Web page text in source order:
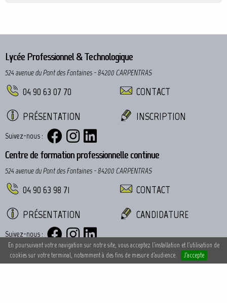
En poursuivant votre navigation sur notre site, vous acceptez l'installation et l'utilisation de
cookies sur votre terminal, notamment à des fins de mesure d'audience.
J'accepte
Lycée Professionnel & Technologique
524 avenue du Pont des Fontaines - 84200 CARPENTRAS
04 90 63 07 70 CONTACT
PRÉSENTATION INSCRIPTION
Suivez-nous :
Centre de formation professionnelle continue
524 avenue du Pont des Fontaines - 84200 CARPENTRAS
04 90 63 98 71 CONTACT
PRÉSENTATION CANDIDATURE
Suivez-nous :